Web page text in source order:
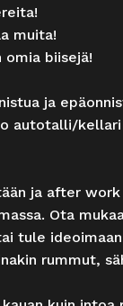
muita!
biisejä!
ja
autotalli/kellari
ja after work
Ota
tule
rummut,